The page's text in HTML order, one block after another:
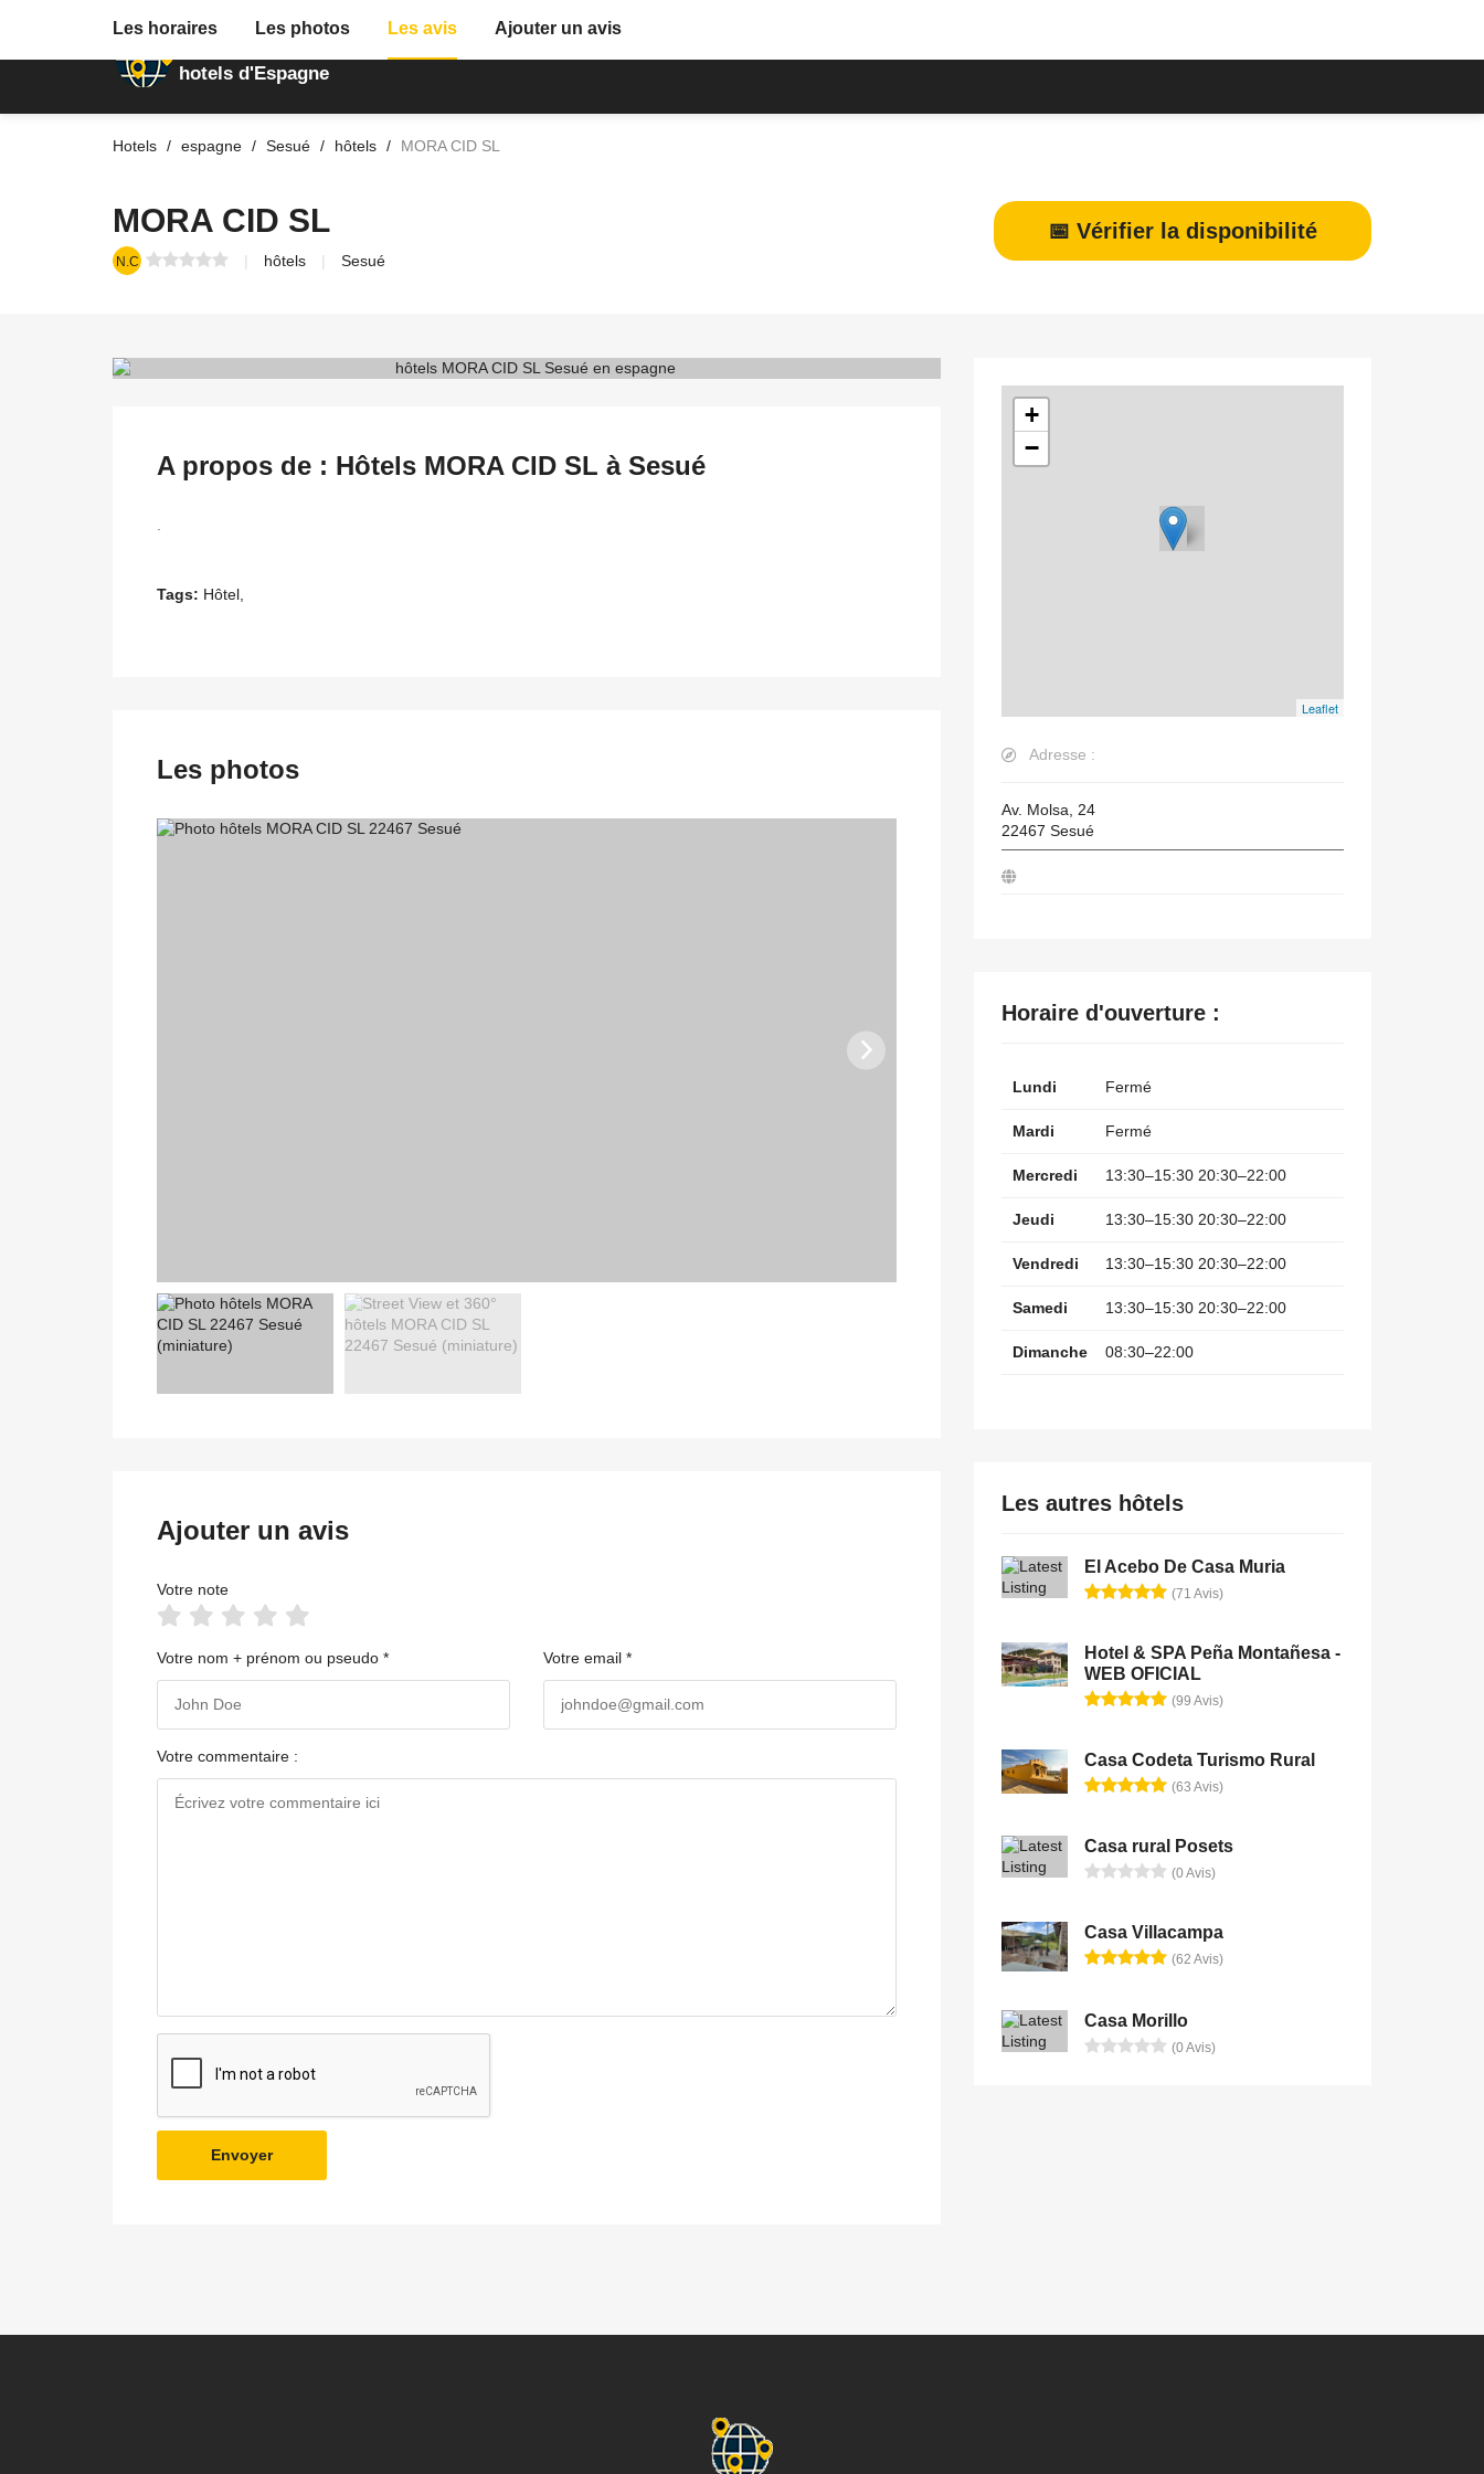
Annuaire des
hotels d'Espagne
Hotels espagne Sesué hôtels MORA CID SL
MORA CID SL
N.C hôtels Sesué
📅 Vérifier la disponibilité
Les horaires Les photos Les avis Ajouter un avis
A propos de : Hôtels MORA CID SL à Sesué
Tags: Hôtel,
Les photos
Ajouter un avis
Votre note
Votre nom + prénom ou pseudo * Votre email *
Votre commentaire :
Envoyer
+
−
Leaflet
Adresse :
Av. Molsa, 24
22467 Sesué
Horaire d'ouverture :
Lundi Fermé
Mardi Fermé
Mercredi 13:30–15:30 20:30–22:00
Jeudi 13:30–15:30 20:30–22:00
Vendredi 13:30–15:30 20:30–22:00
Samedi 13:30–15:30 20:30–22:00
Dimanche 08:30–22:00
Les autres hôtels
El Acebo De Casa Muria
(71 Avis)
Hotel & SPA Peña Montañesa -
WEB OFICIAL
(99 Avis)
Casa Codeta Turismo Rural
(63 Avis)
Casa rural Posets
(0 Avis)
Casa Villacampa
(62 Avis)
Casa Morillo
(0 Avis)